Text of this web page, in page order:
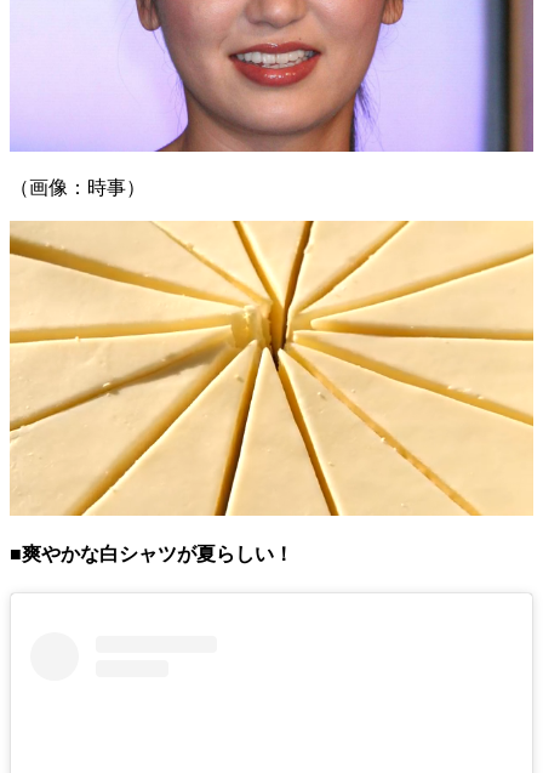
（画像：時事）
■爽やかな白シャツが夏らしい！